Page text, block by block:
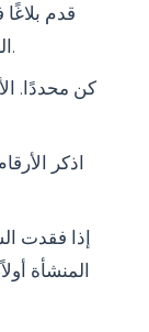
الشيء، حتى يبقى ضمن فترة الـ 30 يومًا.
كن محددًا.
اذكر
إذا فقدت
المنشأة